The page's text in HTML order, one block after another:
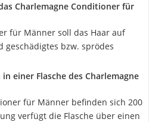
Charlemagne Conditioner für
für Männer soll das Haar auf
bzw. sprödes
einer Flasche des Charlemagne
für Männer befinden sich 200
verfügt die Flasche über einen